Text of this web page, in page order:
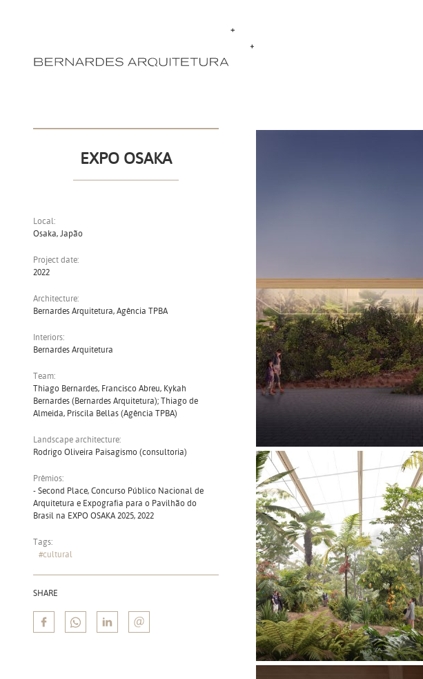
EXPO OSAKA
Local:
Osaka, Japão
Project date:
2022
Architecture:
Bernardes Arquitetura, Agência TPBA
Interiors:
Bernardes Arquitetura
Team:
Thiago Bernardes, Francisco Abreu, Kykah
Bernardes (Bernardes Arquitetura); Thiago de
Almeida, Priscila Bellas (Agência TPBA)
Landscape architecture:
Rodrigo Oliveira Paisagismo (consultoria)
Prêmios:
- Second Place, Concurso Público Nacional de
Arquitetura e Expografia para o Pavilhão do
Brasil na EXPO OSAKA 2025, 2022
Tags:
#cultural
SHARE